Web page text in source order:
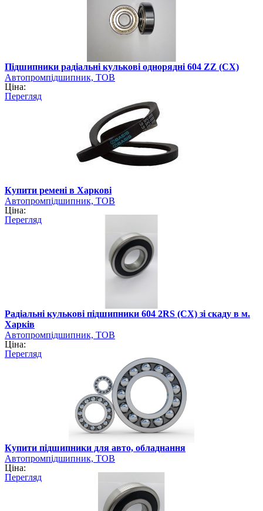
Підшипники радіальні кулькові однорядні 604 ZZ (CX)
Автопромпідшипник, ТОВ
Ціна:
Перегляд
Купити ремені в Харкові
Автопромпідшипник, ТОВ
Ціна:
Перегляд
Радіальні кулькові підшипники 604 2RS (CX) зі скаду в м.
Харків
Автопромпідшипник, ТОВ
Ціна:
Перегляд
Купити підшипники для авто, обладнання
Автопромпідшипник, ТОВ
Ціна:
Перегляд